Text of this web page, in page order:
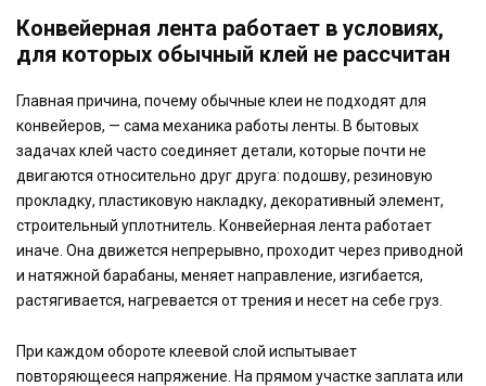
Конвейерная лента работает в условиях,
для которых обычный клей не рассчитан
Главная причина, почему обычные клеи не подходят для
конвейеров, — сама механика работы ленты. В бытовых
задачах клей часто соединяет детали, которые почти не
двигаются относительно друг друга: подошву, резиновую
прокладку, пластиковую накладку, декоративный элемент,
строительный уплотнитель. Конвейерная лента работает
иначе. Она движется непрерывно, проходит через приводной
и натяжной барабаны, меняет направление, изгибается,
растягивается, нагревается от трения и несет на себе груз.
При каждом обороте клеевой слой испытывает
повторяющееся напряжение. На прямом участке заплата или